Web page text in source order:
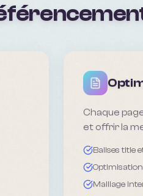
Chaque
et offrir la
Balises title
Maillage